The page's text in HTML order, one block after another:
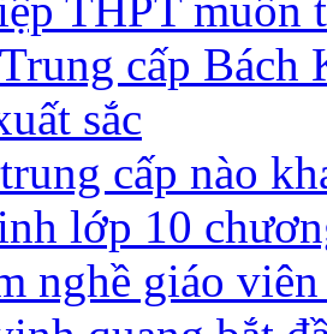
THPT muốn
cấp Bách
sắc
cấp nào
lớp 10
nghề giáo